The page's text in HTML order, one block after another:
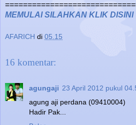
MEMULAI SILAHKAN KLIK DISINI
AFARICH di 05.15
16 komentar:
agungaji 23 April 2012 pukul
agung aji perdana (09410004)
Hadir Pak...